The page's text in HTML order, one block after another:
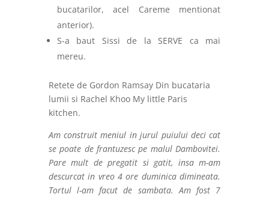
bucatarilor, acel Careme mentionat
anterior).
S-a baut Sissi de la SERVE ca mai
mereu.
Retete de Gordon Ramsay Din bucataria
lumii si Rachel Khoo My little Paris
kitchen.
Am construit meniul in jurul puiului deci cat
se poate de frantuzesc pe malul Dambovitei.
Pare mult de pregatit si gatit, insa m-am
descurcat in vreo 4 ore duminica dimineata.
Tortul l-am facut de sambata. Am fost 7